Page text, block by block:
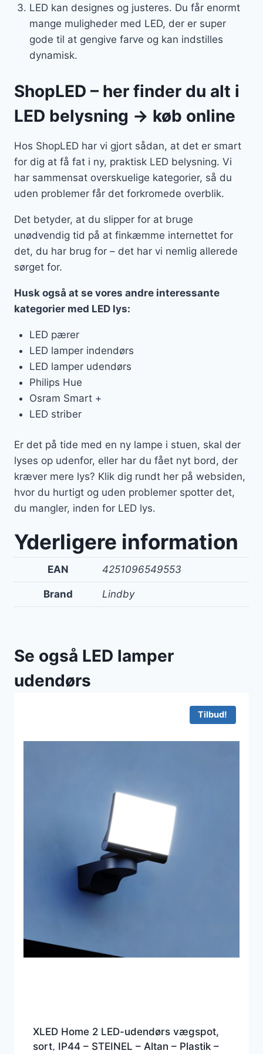
LED kan designes og justeres. Du får enormt
mange muligheder med LED, der er super
gode til at gengive farve og kan indstilles
dynamisk.
ShopLED – her finder du alt i
LED belysning → køb online
Hos ShopLED har vi gjort sådan, at det er smart
for dig at få fat i ny, praktisk LED belysning. Vi
har sammensat overskuelige kategorier, så du
uden problemer får det forkromede overblik.
Det betyder, at du slipper for at bruge
unødvendig tid på at finkæmme internettet for
det, du har brug for – det har vi nemlig allerede
sørget for.
Husk også at se vores andre interessante
kategorier med LED lys:
LED pærer
LED lamper indendørs
LED lamper udendørs
Philips Hue
Osram Smart +
LED striber
Er det på tide med en ny lampe i stuen, skal der
lyses op udenfor, eller har du fået nyt bord, der
kræver mere lys? Klik dig rundt her på websiden,
hvor du hurtigt og uden problemer spotter det,
du mangler, inden for LED lys.
Yderligere information
EAN 4251096549553
Brand Lindby
Se også LED lamper
udendørs
Tilbud!
XLED Home 2 LED-udendørs vægspot,
sort, IP44 – STEINEL – Altan – Plastik –